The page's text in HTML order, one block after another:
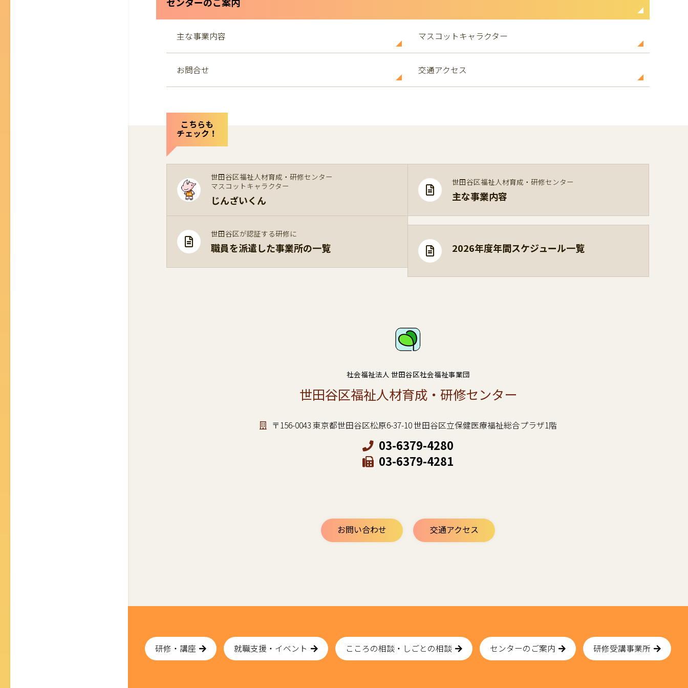
主な事業内容 マスコットキャラクター
お問合せ 交通アクセス
こちらも
チェック！
世田谷区福祉人材育成・研修センター
マスコットキャラクター
じんざいくん
世田谷区福祉人材育成・研修センター
主な事業内容
世田谷区が認証する研修に
職員を派遣した事業所の一覧 2026年度年間スケジュール一覧
社会福祉法人 世田谷区社会福祉事業団
世田谷区福祉人材育成・研修センター
〒156-0043 東京都世田谷区松原6-37-10 世田谷区立保健医療福祉総合プラザ1階
03-6379-4280
03-6379-4281
お問い合わせ 交通アクセス
研修・講座 就職支援・イベント こころの相談・しごとの相談 センターのご案内 研修受講事業所